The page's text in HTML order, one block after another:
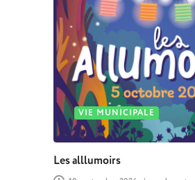
VIE MUNICIPALE
Les alllumoirs